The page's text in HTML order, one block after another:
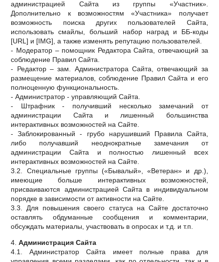
администрацией Сайта из группы «Участник».
Дополнительно к возможностям «Участника» получает
возможность поиска других пользователей Сайта,
использовать смайлы, больший набор наград и ББ-коды
[URL] и [IMG], а также изменять репутацию пользователей.
- Модератор – помощник Редактора Сайта, отвечающий за
соблюдение Правил Сайта.
- Редактор – зам. Администратора Сайта, отвечающий за
размещение материалов, соблюдение Правил Сайта и его
полноценную функциональность.
- Администратор - управляющий Сайта.
- Штрафник - получивший несколько замечаний от
администрации Сайта и лишенный большинства
интерактивных возможностей на Сайте.
- Заблокированный - грубо нарушивший Правила Сайта,
либо получавший неоднократные замечания от
администрации Сайта и полностью лишенный всех
интерактивных возможностей на Сайте.
3.2. Специальные группы («Бывалый», «Ветеран» и др.),
имеющие больше интерактивных возможностей,
присваиваются администрацией Сайта в индивидуальном
порядке в зависимости от активности на Сайте.
3.3. Для повышения своего статуса на Сайте достаточно
оставлять обдуманные сообщения и комментарии,
обсуждать материалы, участвовать в опросах и т.д. и т.п.
4.Администрация Сайта
4.1. Администратор Сайта имеет полные права для